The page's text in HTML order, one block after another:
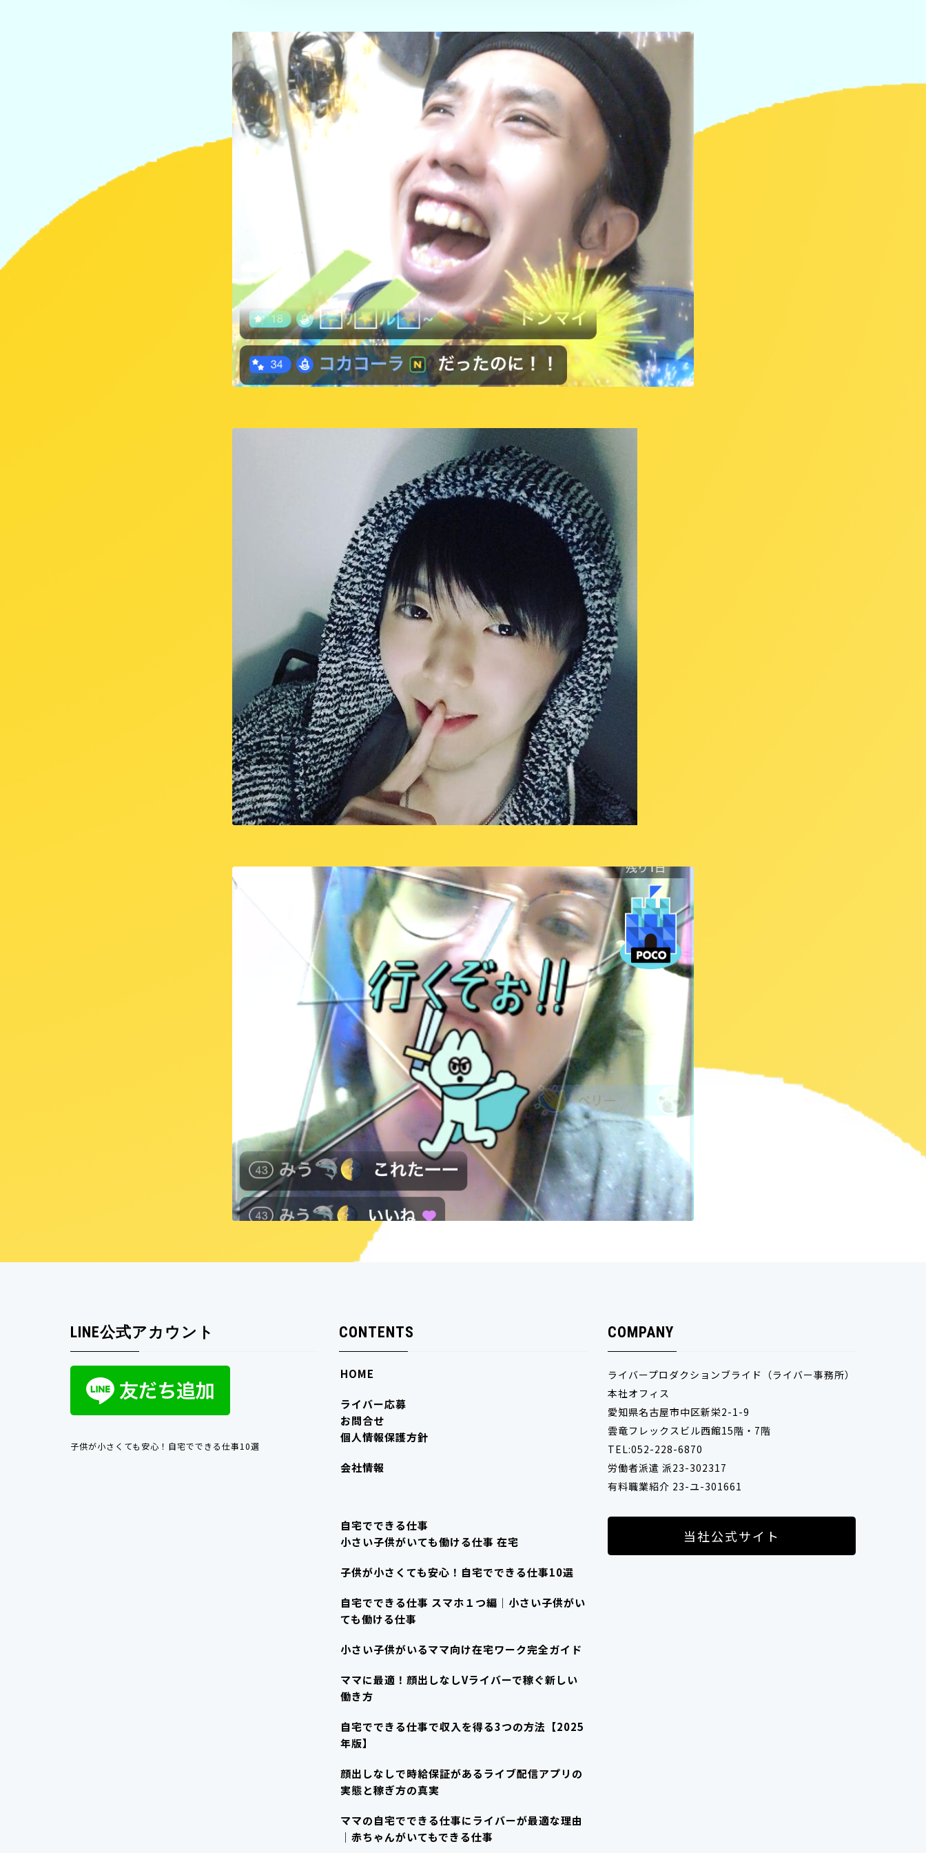
ブラ
バー所
LINE公式アカウント
子供が小さくても安心！自宅でできる仕事10選
CONTENTS
HOME
ライバー応募
お問合せ
個人情報保護方針
会社情報
自宅でできる仕事
小さい子供がいても働ける仕事 在宅
子供が小さくても安心！自宅でできる仕事10選
自宅でできる仕事 スマホ１つ編｜小さい子供がい
ても働ける仕事
小さい子供がいるママ向け在宅ワーク完全ガイド
ママに最適！顔出しなしVライバーで稼ぐ新しい
働き方
自宅でできる仕事で収入を得る3つの方法【2025
年版】
顔出しなしで時給保証があるライブ配信アプリの
実態と稼ぎ方の真実
ママの自宅でできる仕事にライバーが最適な理由
｜赤ちゃんがいてもできる仕事
COMPANY
ライバープロダクションブライド（ライバー事務所）
本社オフィス
愛知県名古屋市中区新栄2-1-9
雲竜フレックスビル西館15階・7階
TEL:052-228-6870
労働者派遣 派23-302317
有料職業紹介 23-ユ-301661
当社公式サイト